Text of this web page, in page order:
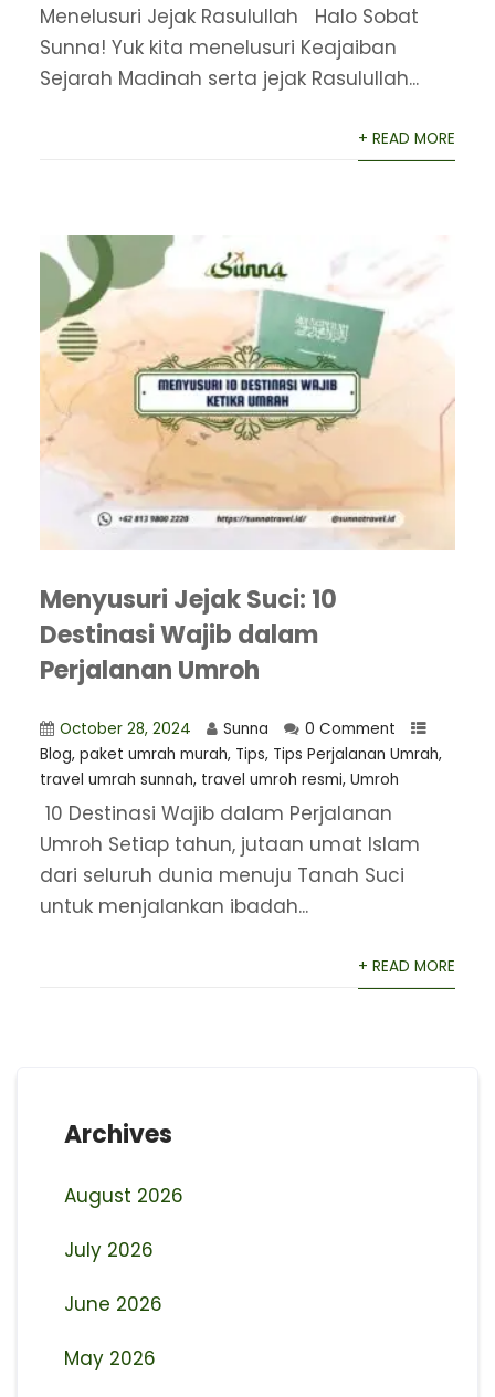
Menelusuri Jejak Rasulullah Halo Sobat
Sunna! Yuk kita menelusuri Keajaiban
Sejarah Madinah serta jejak Rasulullah...
+ READ MORE
Menyusuri Jejak Suci: 10
Destinasi Wajib dalam
Perjalanan Umroh
October 28, 2024 Sunna
0 Comment
Blog, paket umrah murah, Tips, Tips Perjalanan Umrah,
travel umrah sunnah, travel umroh resmi, Umroh
10 Destinasi Wajib dalam Perjalanan
Umroh Setiap tahun, jutaan umat Islam
dari seluruh dunia menuju Tanah Suci
untuk menjalankan ibadah...
+ READ MORE
Archives
August 2026
July 2026
June 2026
May 2026